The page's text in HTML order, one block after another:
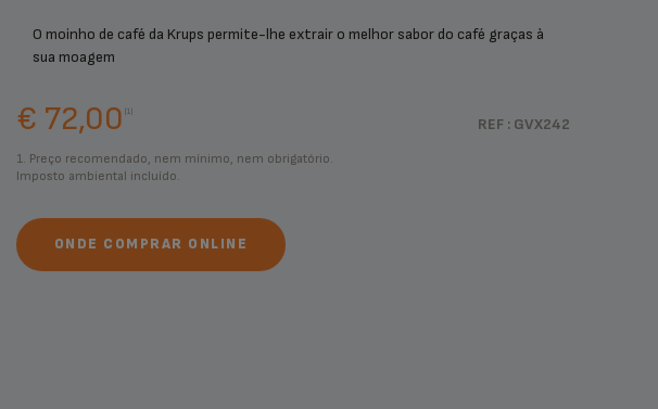
O moinho de café da Krups permite-lhe extrair o melhor sabor do café graças à
sua moagem
REF : GVX242
€ 72,00 (1)
1. Preço recomendado, nem mínimo, nem obrigatório.
Imposto ambiental incluído.
ONDE COMPRAR ONLINE